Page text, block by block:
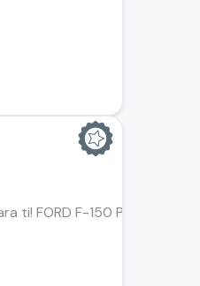
ti! FORD F-150 Platinum